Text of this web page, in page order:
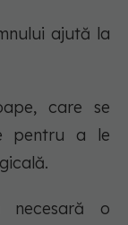
ajută la
care se
pentru a le
o